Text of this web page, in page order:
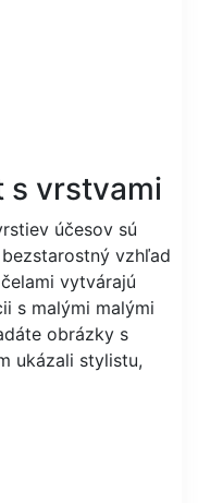
s vrstvami
účesov sú
vzhľad
vytvárajú
s malými malými
obrázky s
ukázali stylistu,